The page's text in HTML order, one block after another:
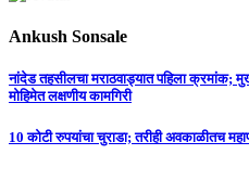
Ankush Sonsale
Post
नांदेड तहसीलचा मराठवाड्यात पहिला क्रमांक;
मोहिमेत लक्षणीय कामगिरी
10 कोटी रुपयांचा चुराडा; तरीही अवकाळीतच